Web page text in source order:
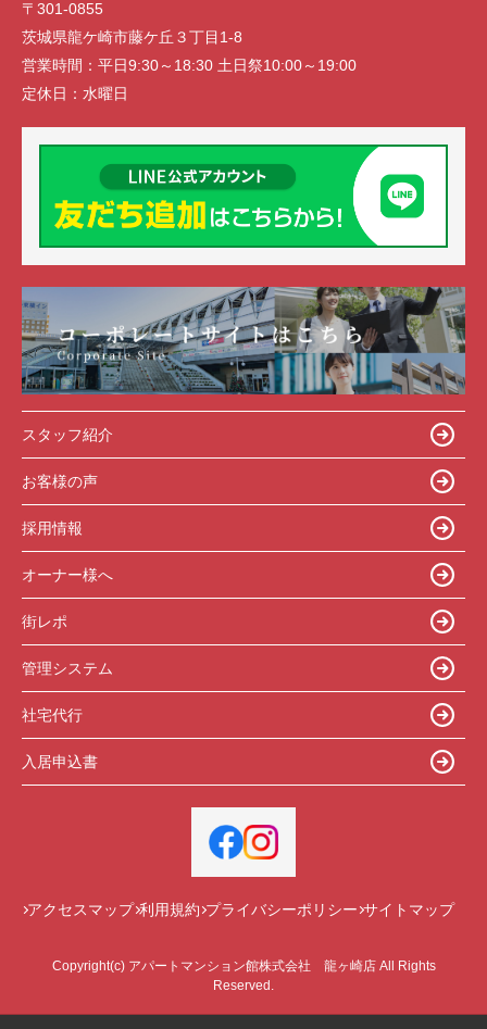
〒301-0855
茨城県龍ケ崎市藤ケ丘３丁目1-8
営業時間： 平日9:30～18:30 土日祭10:00～19:00
定休日： 水曜日
スタッフ紹介
お客様の声
採用情報
オーナー様へ
街レポ
管理システム
社宅代行
入居申込書
アクセスマップ 利用規約 プライバシーポリシー サイトマップ
Copyright(c) アパートマンション館株式会社 龍ヶ崎店 All Rights
Reserved.